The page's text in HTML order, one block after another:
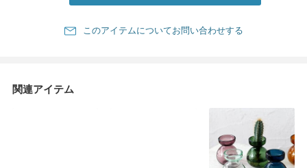
このアイテムについてお問い合わせする
関連アイテム